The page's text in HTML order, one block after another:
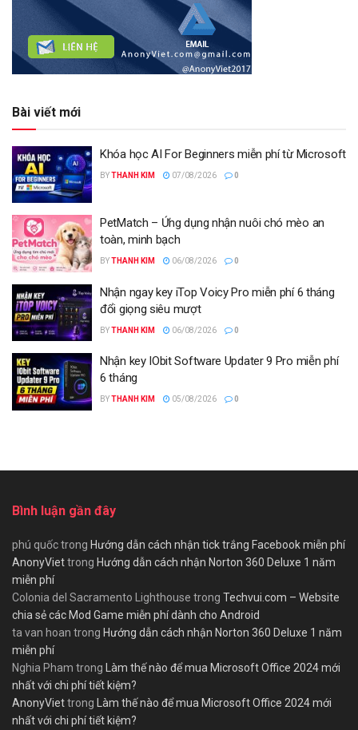
Bài viết mới
Khóa học AI For Beginners miễn phí từ Microsoft
BYTHANH KIM 07/08/2026 0
PetMatch – Ứng dụng nhận nuôi chó mèo an
toàn, minh bạch
BYTHANH KIM 06/08/2026 0
Nhận ngay key iTop Voicy Pro miễn phí 6 tháng
đổi giọng siêu mượt
BYTHANH KIM 06/08/2026 0
Nhận key IObit Software Updater 9 Pro miễn phí
6 tháng
BYTHANH KIM 05/08/2026 0
Bình luận gần đây
phú quốctrong Hướng dẫn cách nhận tick trắng Facebook miễn phí
AnonyViettrong Hướng dẫn cách nhận Norton 360 Deluxe 1 năm
miễn phí
Colonia del Sacramento Lighthouse trong Techvui.com – Website
chia sẻ các Mod Game miễn phí dành cho Android
ta van hoan trong Hướng dẫn cách nhận Norton 360 Deluxe 1 năm
miễn phí
Nghia Pham trong Làm thế nào để mua Microsoft Office 2024 mới
nhất với chi phí tiết kiệm?
AnonyViettrong Làm thế nào để mua Microsoft Office 2024 mới
nhất với chi phí tiết kiệm?